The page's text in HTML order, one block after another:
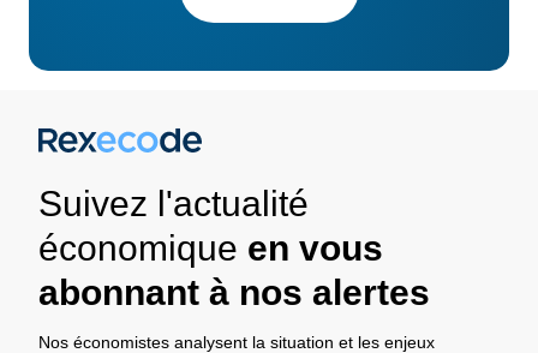
Suivez l'actualité
économique en vous
abonnant à nos alertes
Nos économistes analysent la situation et les enjeux